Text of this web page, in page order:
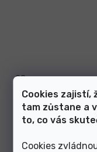
Cookies zajistí,
tam zůstane a
to, co vás
Cookies
98
Chlapecká